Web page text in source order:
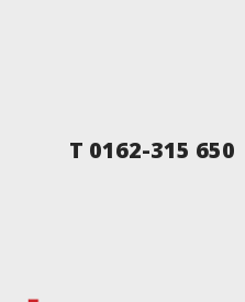
T 0162-315 650